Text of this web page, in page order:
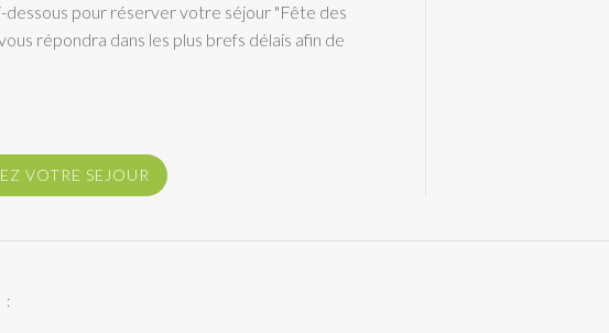
pour réserver votre séjour "Fête des
répondra dans les plus brefs délais afin de
VOTRE SEJOUR
: